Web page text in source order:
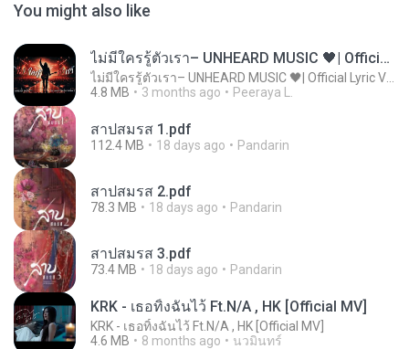
You might also like
ไม่มีใครรู้ตัวเรา– UNHEARD MUSIC 🖤| Official Lyric Video | เพลงสู้ชีวิต
4.8 MB
3 months ago Peeraya L.
สาปสมรส 1.pdf
112.4 MB 18 days ago Pandarin
สาปสมรส 2.pdf
78.3 MB 18 days ago Pandarin
สาปสมรส 3.pdf
73.4 MB 18 days ago Pandarin
KRK - เธอทิ้งฉันไว้ Ft.N/A , HK [Official MV]
KRK - เธอทิ้งฉันไว้ Ft.N/A , HK [Official MV]
4.6 MB
8 months ago นวมินทร์